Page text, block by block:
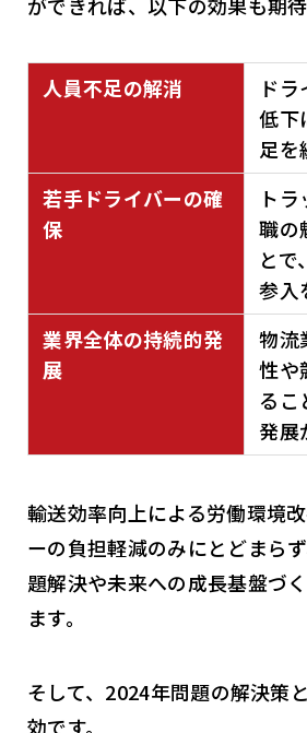
人員不足の解消
ド
低下
足を
若手ドライバーの確
保
ト
職の
とで
参入
業界全体の持続的発
展
物流
性や
るこ
発展
輸送効率向上による労働環境
ーの負担軽減のみにとどまら
題解決や未来への成長基盤づ
ます。
そして、2024年問題の解決策
効です。